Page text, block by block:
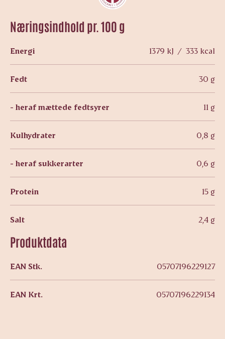
Næringsindhold pr. 100 g
Energi 1379 kJ / 333 kcal
Fedt 30 g
- heraf mættede fedtsyrer 11 g
Kulhydrater 0,8 g
- heraf sukkerarter 0,6 g
Protein 15 g
Salt 2,4 g
Produktdata
EAN Stk. 05707196229127
EAN Krt. 05707196229134